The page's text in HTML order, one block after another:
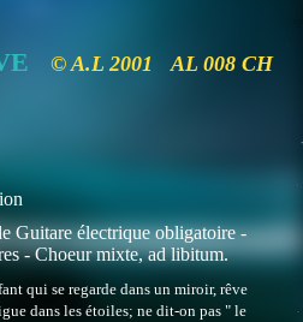
© A.L 2001 AL 008 CH
Guitare électrique obligatoire -
- Choeur mixte, ad libitum.
qui se regarde dans un miroir, rêve
dans les étoiles; ne dit-on pas " le